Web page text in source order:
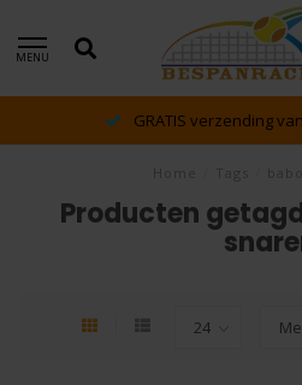
MENU
GRATIS verzending
Producten